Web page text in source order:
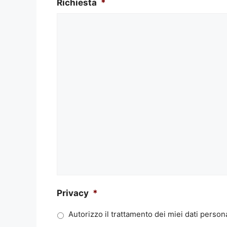
Richiesta *
Privacy *
Autorizzo il trattamento dei miei dati